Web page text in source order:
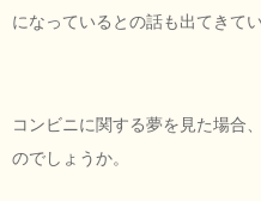
になっているとの話も出てきて
コンビニに関する夢を見た場合
のでしょうか。